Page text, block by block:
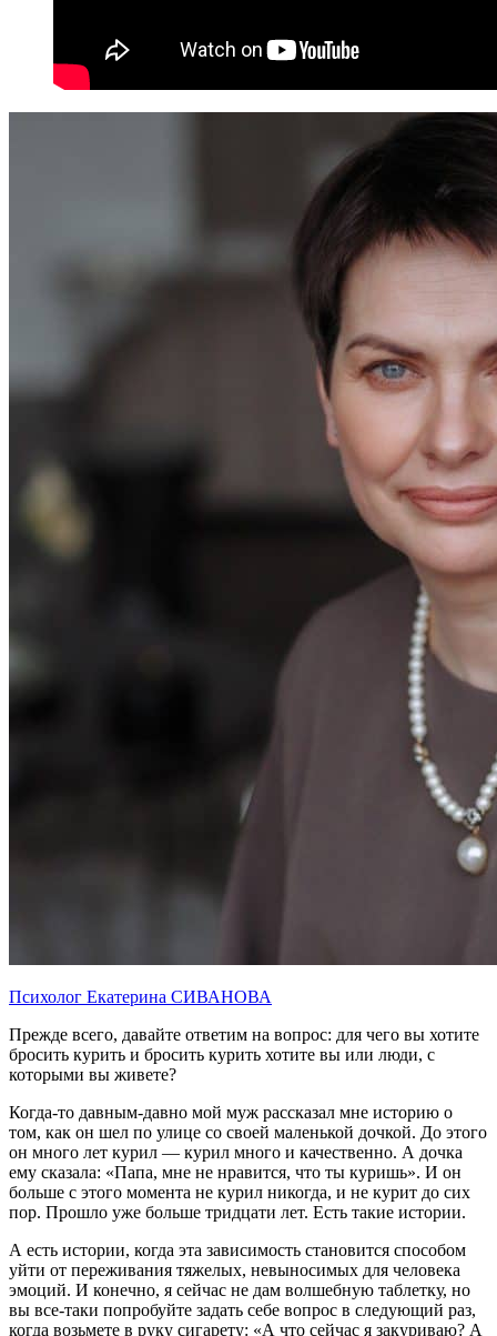
Психолог Екатерина СИВАНОВА
Прежде всего, давайте ответим на вопрос: для чего вы хотите
бросить курить и бросить курить хотите вы или люди, с
которыми вы живете?
Когда-то давным-давно мой муж рассказал мне историю о
том, как он шел по улице со своей маленькой дочкой. До этого
он много лет курил — курил много и качественно. А дочка
ему сказала: «Папа, мне не нравится, что ты куришь». И он
больше с этого момента не курил никогда, и не курит до сих
пор. Прошло уже больше тридцати лет. Есть такие истории.
А есть истории, когда эта зависимость становится способом
уйти от переживания тяжелых, невыносимых для человека
эмоций. И конечно, я сейчас не дам волшебную таблетку, но
вы все-таки попробуйте задать себе вопрос в следующий раз,
когда возьмете в руку сигарету: «А что сейчас я закуриваю? А